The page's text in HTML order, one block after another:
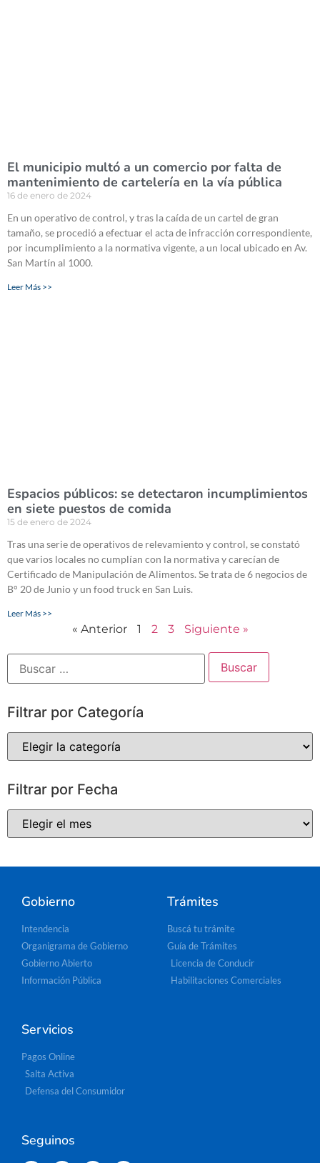
El municipio multó a un comercio por falta de
mantenimiento de cartelería en la vía pública
16 de enero de 2024
En un operativo de control, y tras la caída de un cartel de gran
tamaño, se procedió a efectuar el acta de infracción correspondiente,
por incumplimiento a la normativa vigente, a un local ubicado en Av.
San Martín al 1000.
Leer Más >>
Espacios públicos: se detectaron incumplimientos
en siete puestos de comida
15 de enero de 2024
Tras una serie de operativos de relevamiento y control, se constató
que varios locales no cumplían con la normativa y carecían de
Certificado de Manipulación de Alimentos. Se trata de 6 negocios de
B° 20 de Junio y un food truck en San Luis.
Leer Más >>
« Anterior 1 2 3 Siguiente »
Filtrar por Categoría
Filtrar por Fecha
Gobierno
Intendencia
Organigrama de Gobierno
Gobierno Abierto
Información Pública
Trámites
Buscá tu trámite
Guía de Trámites
Licencia de Conducir
Habilitaciones Comerciales
Servicios
Pagos Online
Salta Activa
Defensa del Consumidor
Seguinos